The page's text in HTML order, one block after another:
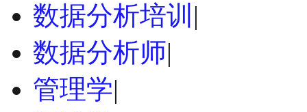
数据分析培训 |
数据分析师|
管理学|